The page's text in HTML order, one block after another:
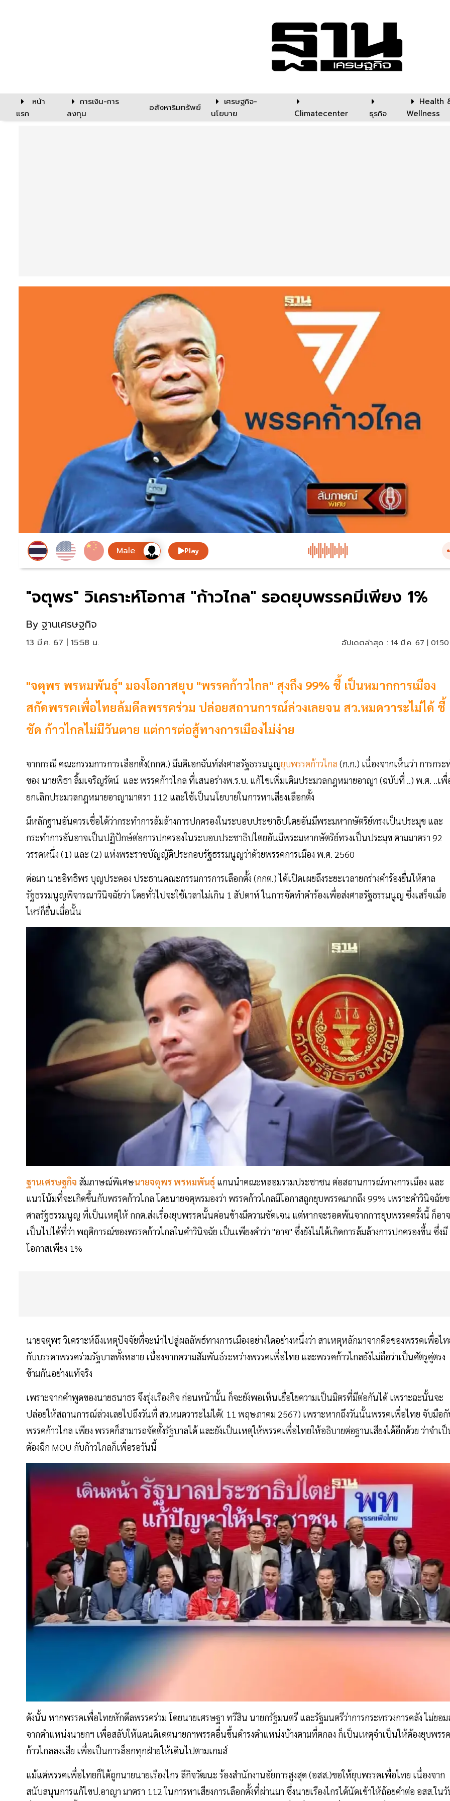
หน้า
แรก
การเงิน-การ
ลงทุน
อสังหาริมทรัพย์
เศรษฐกิจ-
นโยบาย
Climatecenter ธุรกิจ
Health
Wellness
Play
"จตุพร" วิเคราะห์โอกาส "ก้าวไกล" รอดยุบพรรคมีเพียง 1%
By ฐานเศรษฐกิจ
13 มี.ค. 67 | 15:58 น. อัปเดตล่าสุด : 14 มี.ค. 67 |
"จตุพร พรหมพันธุ์" มองโอกาสยุบ "พรรคก้าวไกล" สุงถึง 99% ชี้ เป็นหมากการเมือง
สกัดพรรคเพื่อไทยล้มดีลพรรคร่วม ปล่อยสถานการณ์ล่วงเลยจน สว.หมดวาระไม่ได้ ชี้
ชัด ก้าวไกลไม่มีวันตาย แต่การต่อสู้ทางการเมืองไม่ง่าย
จากกรณี คณะกรรมการการเลือกตั้ง(กกต.) มีมติเอกฉันท์ส่งศาลรัฐธรรมนูญยุบพรรคก้าวไกล (ก.ก.) เนื่องจากเห็นว่า การกระ
ของ นายพิธา ลิ้มเจริญรัตน์ และ พรรคก้าวไกล ที่เสนอร่างพ.ร.บ. แก้ไขเพิ่มเติมประมวลกฎหมายอาญา (ฉบับที่ ..) พ.ศ. ..เพื่
ยกเลิกประมวลกฎหมายอาญามาตรา 112 และใช้เป็นนโยบายในการหาเสียงเลือกตั้ง
มีหลักฐานอันควรเชื่อได้ว่ากระทำการล้มล้างการปกครองในระบอบประชาธิปไตยอันมีพระมหากษัตริย์ทรงเป็นประมุข และ
กระทำการอันอาจเป็นปฏิปักษ์ต่อการปกครองในระบอบประชาธิปไตยอันมีพระมหากษัตริย์ทรงเป็นประมุข ตามมาตรา 92
วรรคหนึ่ง (1) และ (2) แห่งพระราชบัญญัติประกอบรัฐธรรมนูญว่าด้วยพรรคการเมือง พ.ศ. 2560
ต่อมา นายอิทธิพร บุญประคอง ประธานคณะกรรมการการเลือกตั้ง (กกต.) ได้เปิดเผยถึงระยะเวลายกร่างคำร้องยื่นให้ศาล
รัฐธรรมนูญพิจารณาวินิจฉัยว่า โดยทั่วไปจะใช้เวลาไม่เกิน 1 สัปดาห์ ในการจัดทำคำร้องเพื่อส่งศาลรัฐธรรมนูญ ซึ่งเสร็จเมื่อ
ไหร่ก็ยื่นเมื่อนั้น
ฐานเศรษฐกิจ สัมภาษณ์พิเศษนายจตุพร พรหมพันธุ์ แกนนำคณะหลอมรวมประชาชน ต่อสถานการณ์ทางการเมือง และ
แนวโน้มที่จะเกิดขึ้นกับพรรคก้าวไกล โดยนายจตุพรมองว่า พรรคก้าวไกลมีโอกาสถูกยุบพรรคมากถึง 99% เพราะคำวินิจฉัย
ศาลรัฐธรรมนูญ ที่เป็นเหตุให้ กกต.ส่งเรื่องยุบพรรคนั้นค่อนข้างมีความชัดเจน แต่หากจะรอดพ้นจากการยุบพรรคครั้งนี้ ก็อาจ
เป็นไปได้ที่ว่า พฤติการณ์ของพรรคก้าวไกลในคำวินิจฉัย เป็นเพียงคำว่า "อาจ" ซึ่งยังไม่ได้เกิดการล้มล้างการปกครองขึ้น ซึ่งมี
โอกาสเพียง 1%
นายจตุพร วิเคราะห์ถึงเหตุปัจจัยที่จะนำไปสู่ผลลัพธ์ทางการเมืองอย่างใดอย่างหนึ่งว่า สาเหตุหลักมาจากดีลของพรรคเพื่อไ
กับบรรดาพรรคร่วมรัฐบาลทั้งหลาย เนื่องจากความสัมพันธ์ระหว่างพรรคเพื่อไทย และพรรคก้าวไกลยังไม่ถือว่าเป็นศัตรูคู่ตรง
ข้ามกันอย่างแท้จริง
เพราะจากคำพูดของนายธนาธร จึงรุ่งเรืองกิจ ก่อนหน้านั้น ก็จะยังพอเห็นเยื่อใยความเป็นมิตรที่มีต่อกันได้ เพราะฉะนั้นจะ
ปล่อยให้สถานการณ์ล่วงเลยไปถึงวันที่ สว.หมดวาระไม่ได้( 11 พฤษภาคม 2567) เพราะหากถึงวันนั้นพรรคเพื่อไทย จับมือ
พรรคก้าวไกล เพียง พรรคก็สามารถจัดตั้งรัฐบาลได้ และยังเป็นเหตุให้พรรคเพื่อไทยให้อธิบายต่อฐานเสียงได้อีกด้วย ว่าจำเ
ต้องฉีก MOU กับก้าวไกลก็เพื่อรอวันนี้
ดังนั้น หากพรรคเพื่อไทยหักดีลพรรคร่วม โดยนายเศรษฐา ทวีสิน นายกรัฐมนตรี และรัฐมนตรีว่าการกระทรวงการคลัง ไม่ยอม
จากตำแหน่งนายกฯ เพื่อสลับให้แคนดิเดตนายกฯพรรคอื่นขึ้นดำรงตำแหน่งบ้างตามที่ตกลง ก็เป็นเหตุจำเป็นให้ต้องยุบพรรค
ก้าวไกลลงเสีย เพื่อเป็นการล็อกทุกฝ่ายให้เดินไปตามเกมส์
แม้แต่พรรคเพื่อไทยก็ได้ถูกนายนายเรืองไกร ลีกิจวัฒนะ ร้องสำนักงานอัยการสูงสุด (อสส.)ขอให้ยุบพรรคเพื่อไทย เนื่องจาก
สนับสนุนการแก้ไขป.อาญา มาตรา 112 ในการหาเสียงการเลือกตั้งที่ผ่านมา ซึ่งนายเรืองไกรได้นัดเข้าให้ถ้อยคำต่อ อสส.ใน